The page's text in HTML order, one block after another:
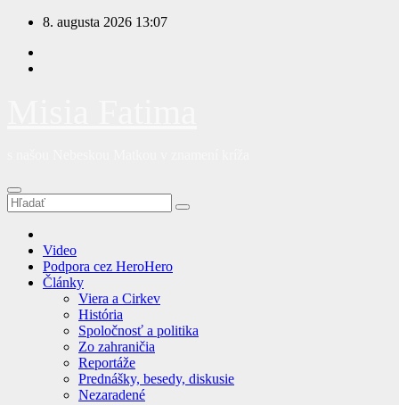
Prejsť
obsah
8. augusta 2026 13:07
Video
Podpora cez HeroHero
Články
Viera a Cirkev
História
Spoločnosť a politika
Zo zahraničia
Reportáže
Prednášky, besedy, diskusie
Nezaradené